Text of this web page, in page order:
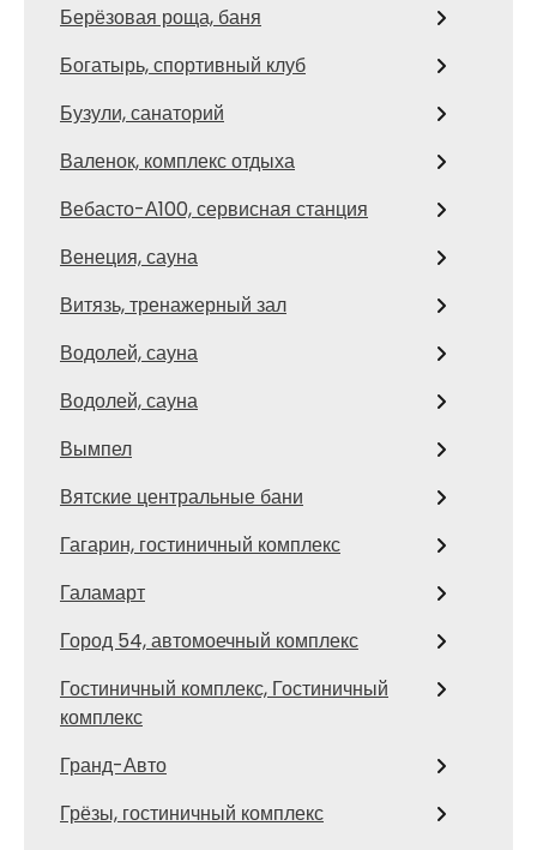
Берёзовая роща, баня
Богатырь, спортивный клуб
Бузули, санаторий
Валенок, комплекс отдыха
Вебасто-А100, сервисная станция
Венеция, сауна
Витязь, тренажерный зал
Водолей, сауна
Водолей, сауна
Вымпел
Вятские центральные бани
Гагарин, гостиничный комплекс
Галамарт
Город 54, автомоечный комплекс
Гостиничный комплекс, Гостиничный
комплекс
Гранд-Авто
Грёзы, гостиничный комплекс